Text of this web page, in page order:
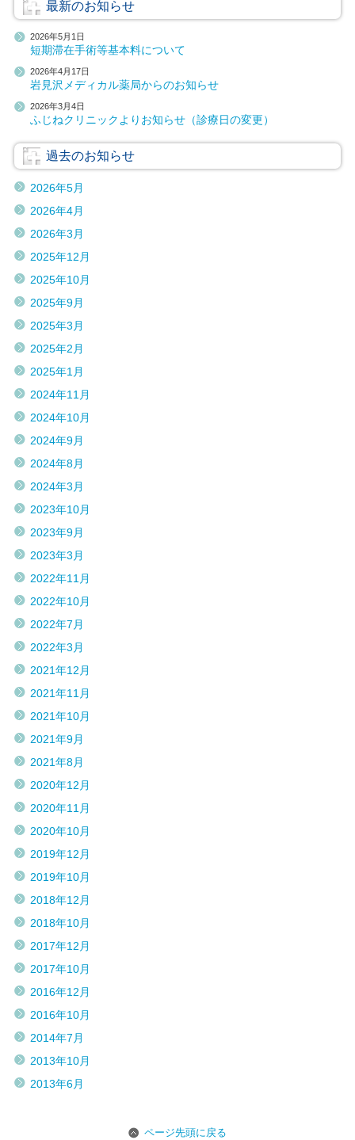
最新のお知らせ
2026年5月1日
短期滞在手術等基本料について
2026年4月17日
岩見沢メディカル薬局からのお知らせ
2026年3月4日
ふじねクリニックよりお知らせ（診療日の変更）
過去のお知らせ
2026年5月
2026年4月
2026年3月
2025年12月
2025年10月
2025年9月
2025年3月
2025年2月
2025年1月
2024年11月
2024年10月
2024年9月
2024年8月
2024年3月
2023年10月
2023年9月
2023年3月
2022年11月
2022年10月
2022年7月
2022年3月
2021年12月
2021年11月
2021年10月
2021年9月
2021年8月
2020年12月
2020年11月
2020年10月
2019年12月
2019年10月
2018年12月
2018年10月
2017年12月
2017年10月
2016年12月
2016年10月
2014年7月
2013年10月
2013年6月
ページ先頭に戻る